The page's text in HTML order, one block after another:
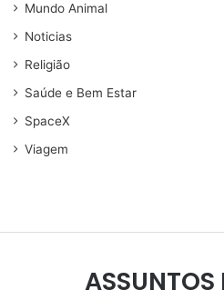
Mundo Animal
Noticias
Religião
Saúde e Bem Estar
SpaceX
Viagem
ASSUNTOS